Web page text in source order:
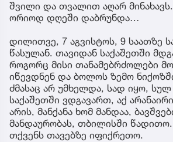
შვილი და თვალით აღარ
ორიოდ დღეში დაბრუნდა…
დილითვე, 7 აგვისტოს, 9 საათზე
წასულან. თავიდან საქაშეთში
როგორც მისი თანამებრძოლები
იწევდნენ და ბოლოს ზემო
ძმასაც არ უმხელდა, სად იყო,
საქაშეთში ვდგავართ, აქ
არის, მანქანა ხომ მანდაა,
მანდაურობას, თბილისში წადითო.
თქვენს თავებზე იფიქრეთო.